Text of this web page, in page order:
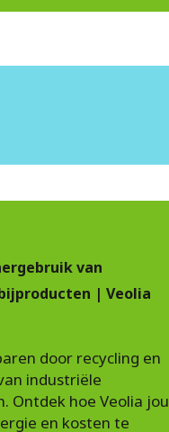
van
| Veolia
door recycling en
industriële
Ontdek hoe Veolia jou
en kosten te